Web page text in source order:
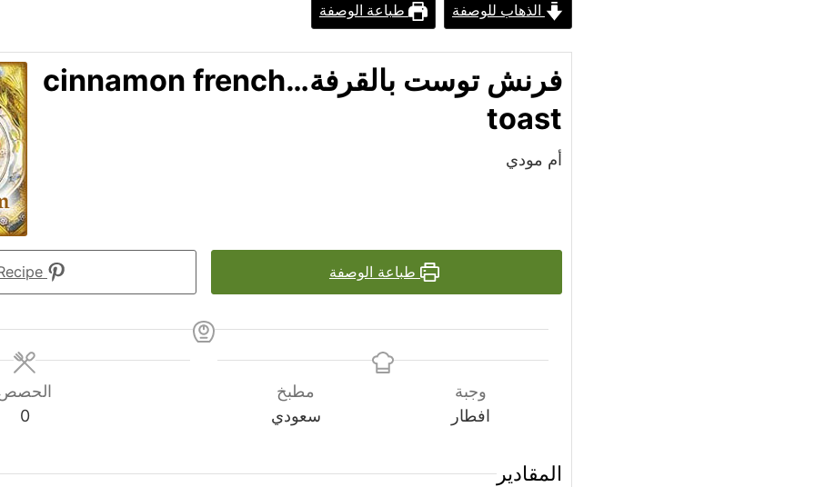
الذهاب للوصفة طباعة الوصفة
فرنش توست بالقرفة…cinnamon french
toast
أم مودي
طباعة الوصفة Pin Recipe
وجبة
افطار
مطبخ
سعودي
0
المقادير